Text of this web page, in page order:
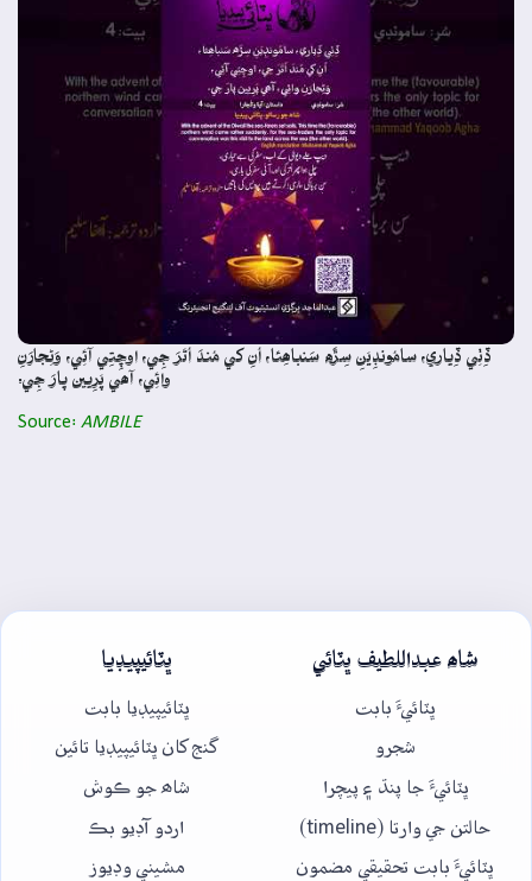
ڏِٺِي ڏِياري، سامُونڊِيَنِ سِڙَه سَنباھِئا، اُنِ کي مُندَ اُتَرَ جِي، اوچِتِي آئِي، وَڻِجارَنِ
وائِي، آھي پَرِيين پارَ جِي.
Source: AMBILE
شاھ عبداللطيف ڀٽائي
ڀٽائيءَ بابت
شجرو
ڀٽائيءَ جا پنڌ ۽ پيچرا
حالتن جي وارتا (timeline)
ڀٽائيءَ بابت تحقيقي مضمون
ڀٽائيپيڊيا
ڀٽائيپيڊيا بابت
گنج کان ڀٽائيپيڊيا تائين
شاھ جو ڪوش
اردو آڊيو بڪ
مشيني وڊيوز